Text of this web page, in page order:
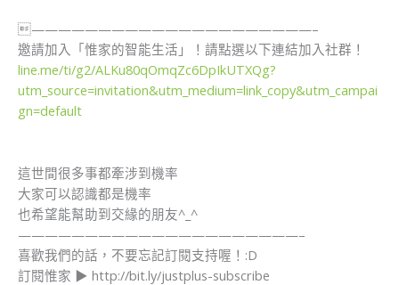
—————————————————————–
​邀請加入「惟家的智能生活」！請點選以下連結加入社群！ ​
line.me/ti/g2/ALKu80qOmqZc6DpIkUTXQg?
utm_source=invitation&utm_medium=link_copy&utm_campai
gn=default
這世間很多事都牽涉到機率
大家可以認識都是機率
也希望能幫助到交緣的朋友^_^
—————————————————————–
喜歡我們的話，不要忘記訂閱支持喔！:D
訂閱惟家 ▶ http://bit.ly/justplus-subscribe